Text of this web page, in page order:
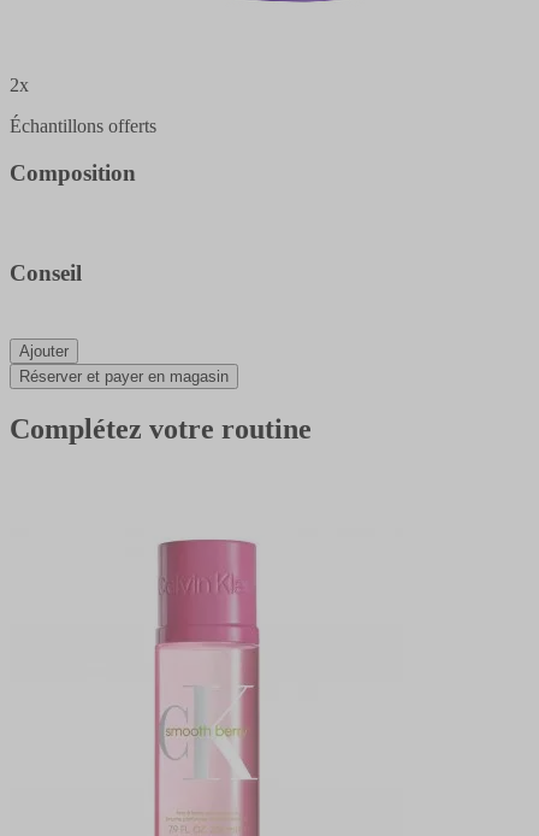
2x
Échantillons offerts
Composition
Conseil
Ajouter
Réserver et payer en magasin
Complétez votre routine